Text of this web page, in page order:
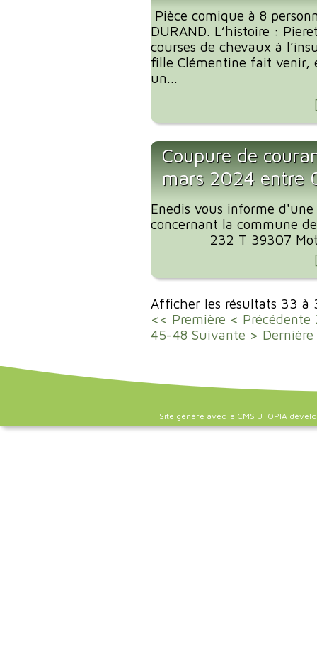
Pièce comique à 8
DURAND. L’histoire :
courses de chevaux à
fille Clémentine fait venir,
un...
Coupure de
mars 2024 entre
Enedis vous informe
concernant la commune
232 T 39307 Motif
Afficher les résultats 33 à
<< Première < Précédente
45-48 Suivante >
Site généré avec le CMS UTOPIA